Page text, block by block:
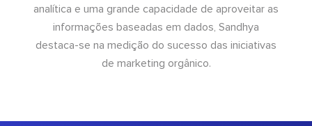
analítica e uma grande capacidade de aproveitar as
informações baseadas em dados, Sandhya
destaca-se na medição do sucesso das iniciativas
de marketing orgânico.